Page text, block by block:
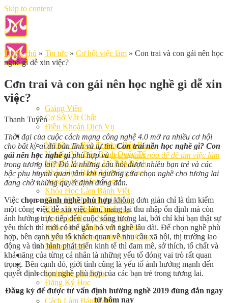
Skip to content
Giới Thiệu
Giảng Viên
Cơ Sở Vật Chất
Điều Khoản Dịch Vụ
Học Làm Bánh
Nghiệp vụ Bếp Trưởng Bếp Bánh
Nghiệp Vụ Bếp Bánh Quốc Tế
Nghiệp Vụ Quản Lý Bếp Bánh
Khóa Học Bánh Mì Nâng Cao
Nghiệp Vụ Bánh Kem
Khóa Học Làm Bánh Việt
Khóa Học Làm Bánh Nhật
Khóa Học Bánh Đài Loan
Học Làm Bánh Ngắn Hạn
Khóa Học Bánh Kinh Doanh
Khóa Học Handmade Mini Cake
Master Class
Chuyên Đề
Khai Giảng
Lịch học – Lịch thi
Đăng Ký Học
Công Thức
Cách Làm Bánh Việt
Trang chủ » Tin tức » Cơ hội việc làm » Con trai và con gái nên học
nghề gì dễ xin việc?
Con trai và con gái nên học nghề gì dễ xin
việc?
Thanh Tuyền
Thời đại của cuộc cách mạng công nghệ 4.0 mở ra nhiều cơ hội
cho bất kỳ ai đủ bản lĩnh và tự tin.Con trai nên học nghề gì? Con
gái nên học nghề gìphù hợp vàhọc ngành nào để dễ tìm việc làm
trong tương lai? Đó là những câu hỏi được nhiều bạn trẻ và các
bậc phụ huynh quan tâm khi ngưỡng cửa chọn nghề cho tương lai
đang chờ những quyết định đúng đắn.
Việc chọn ngành nghề phù hợpkhông đơn giản chỉ là tìm kiếm
một công việc dễ xin việc làm, mang lại thu nhập ổn định mà còn
ảnh hưởng trực tiếp đến cuộc sống tương lai, bởi chỉ khi bạn thật sự
yêu thích thì mới có thể gắn bó với nghề lâu dài. Để chọn nghề phù
hợp, bên cạnh yếu tố khách quan về nhu cầu xã hội, thị trường lao
động và tình hình phát triển kinh tế thì đam mê, sở thích, tố chất và
khả năng của từng cá nhân là những yếu tố đóng vai trò rất quan
trọng. Bên cạnh đó, giới tính cũng là yếu tố ảnh hưởng mạnh đến
quyết định chọn nghề phù hợp của các bạn trẻ trong tương lai.
Đăng ký để được tư vấn định hướng nghề 2019 đúng đắn ngay
từ hôm nay